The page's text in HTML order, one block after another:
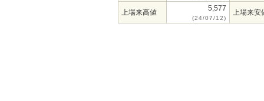
上場来高値 5,577
(24/07/12)
上場来安